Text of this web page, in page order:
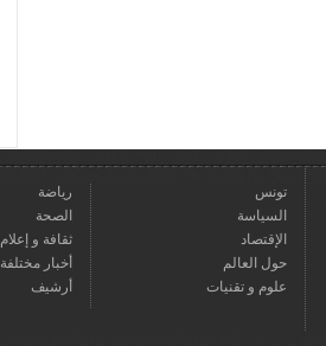
تونس
السياسة
الإقتصاد
حول العالم
علوم و تقنيات
رياضة
الصحة
ثقافة و إعلام
أخبار مختلفة
أرشيف